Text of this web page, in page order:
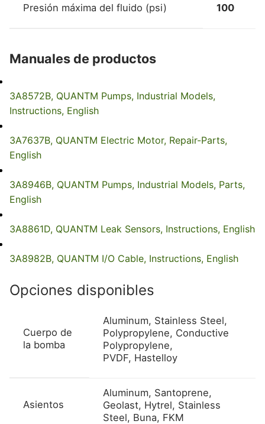
Presión máxima del fluido (psi) 100
Manuales de productos
3A8572B, QUANTM Pumps, Industrial Models,
Instructions, English
3A7637B, QUANTM Electric Motor, Repair-Parts,
English
3A8946B, QUANTM Pumps, Industrial Models, Parts,
English
3A8861D, QUANTM Leak Sensors, Instructions, English
3A8982B, QUANTM I/O Cable, Instructions, English
Opciones disponibles
Cuerpo de
la bomba
Aluminum, Stainless Steel,
Polypropylene, Conductive
Polypropylene,
PVDF, Hastelloy
Asientos
Aluminum, Santoprene,
Geolast, Hytrel, Stainless
Steel, Buna, FKM